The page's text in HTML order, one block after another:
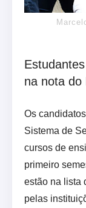
na nota do
Os
Sistema de
cursos de
primeiro
estão na lista
pelas